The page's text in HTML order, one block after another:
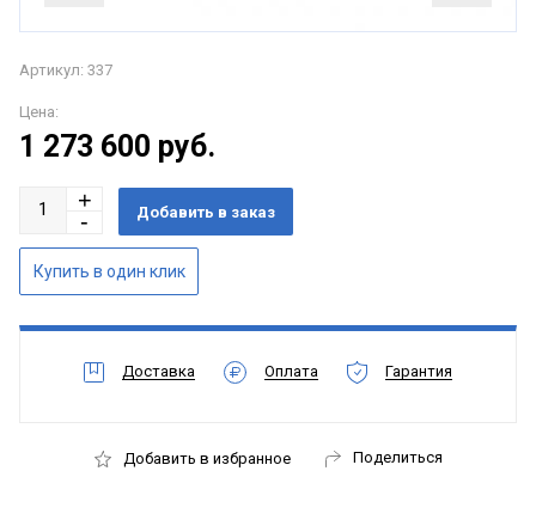
Артикул: 337
Цена:
1 273 600 руб.
Доставка Оплата Гарантия
Добавить в избранное Поделиться